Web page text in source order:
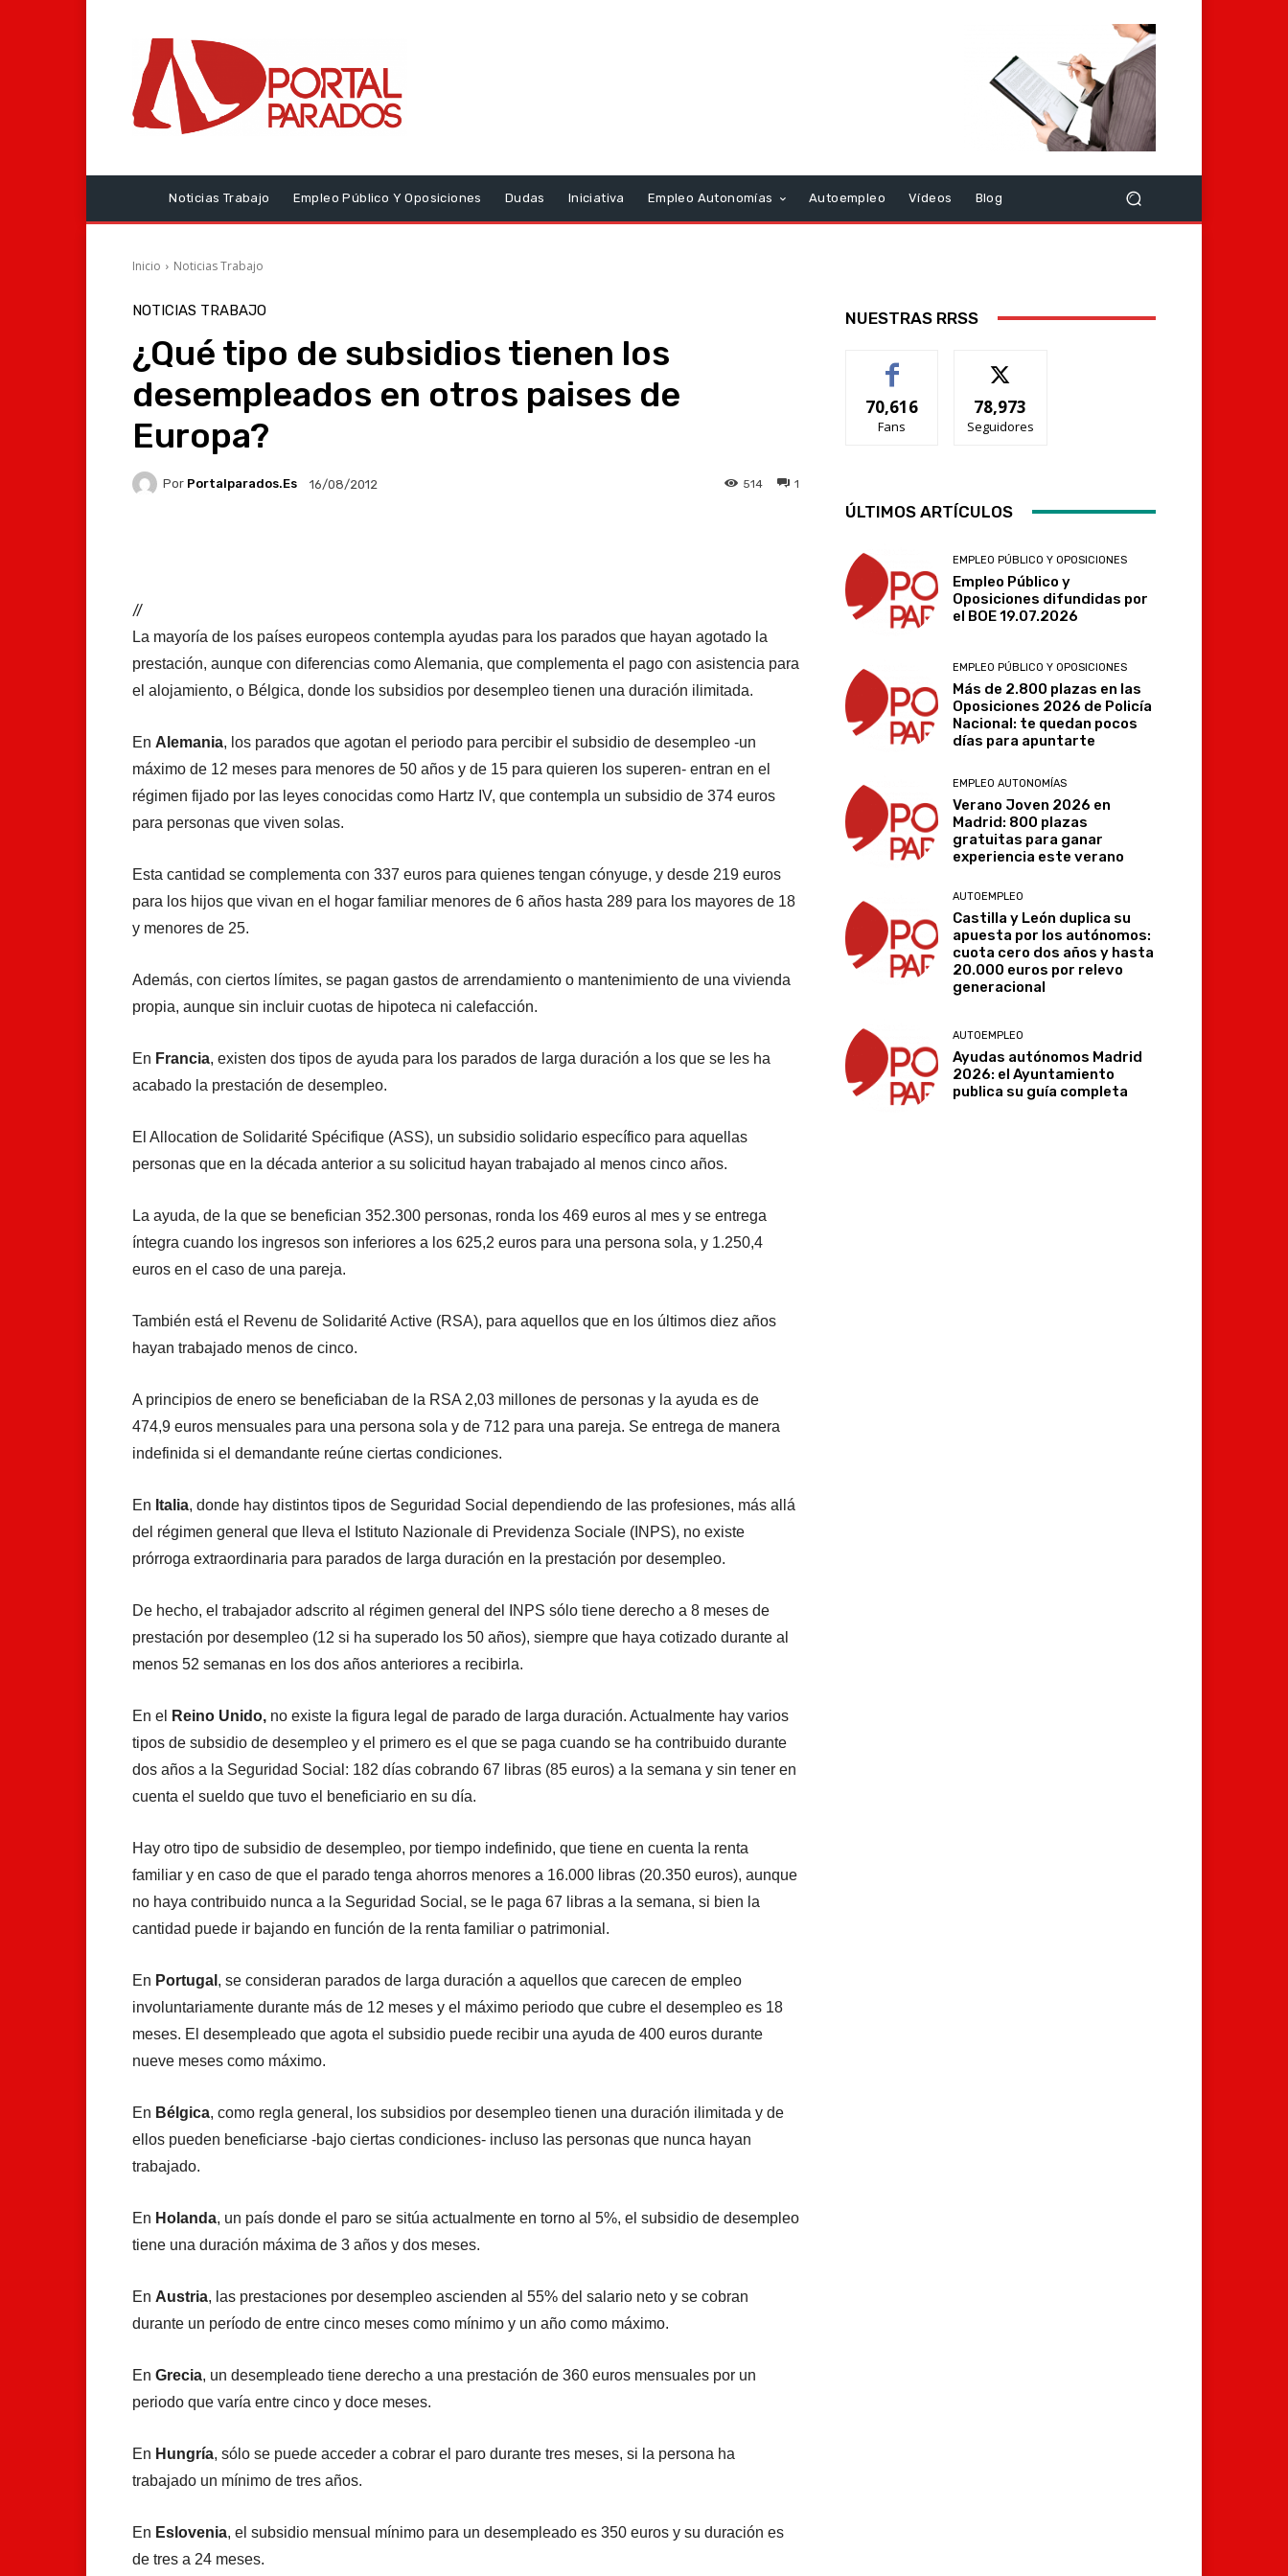
Noticias Trabajo Empleo Público Y Oposiciones Dudas Iniciativa Empleo Autonomías Autoempleo Vídeos Blog
Inicio Noticias Trabajo
NOTICIAS TRABAJO
¿Qué tipo de subsidios tienen los
desempleados en otros paises de
Europa?
Por Portalparados.es 16/08/2012 1
514
//
La mayoría de los países europeos contempla ayudas para los parados que hayan agotado la
prestación, aunque con diferencias como Alemania, que complementa el pago con asistencia para
el alojamiento, o Bélgica, donde los subsidios por desempleo tienen una duración ilimitada.
En Alemania, los parados que agotan el periodo para percibir el subsidio de desempleo -un
máximo de 12 meses para menores de 50 años y de 15 para quieren los superen- entran en el
régimen fijado por las leyes conocidas como Hartz IV, que contempla un subsidio de 374 euros
para personas que viven solas.
Esta cantidad se complementa con 337 euros para quienes tengan cónyuge, y desde 219 euros
para los hijos que vivan en el hogar familiar menores de 6 años hasta 289 para los mayores de 18
y menores de 25.
Además, con ciertos límites, se pagan gastos de arrendamiento o mantenimiento de una vivienda
propia, aunque sin incluir cuotas de hipoteca ni calefacción.
En Francia, existen dos tipos de ayuda para los parados de larga duración a los que se les ha
acabado la prestación de desempleo.
El Allocation de Solidarité Spécifique (ASS), un subsidio solidario específico para aquellas
personas que en la década anterior a su solicitud hayan trabajado al menos cinco años.
La ayuda, de la que se benefician 352.300 personas, ronda los 469 euros al mes y se entrega
íntegra cuando los ingresos son inferiores a los 625,2 euros para una persona sola, y 1.250,4
euros en el caso de una pareja.
También está el Revenu de Solidarité Active (RSA), para aquellos que en los últimos diez años
hayan trabajado menos de cinco.
A principios de enero se beneficiaban de la RSA 2,03 millones de personas y la ayuda es de
474,9 euros mensuales para una persona sola y de 712 para una pareja. Se entrega de manera
indefinida si el demandante reúne ciertas condiciones.
En Italia, donde hay distintos tipos de Seguridad Social dependiendo de las profesiones, más allá
del régimen general que lleva el Istituto Nazionale di Previdenza Sociale (INPS), no existe
prórroga extraordinaria para parados de larga duración en la prestación por desempleo.
De hecho, el trabajador adscrito al régimen general del INPS sólo tiene derecho a 8 meses de
prestación por desempleo (12 si ha superado los 50 años), siempre que haya cotizado durante al
menos 52 semanas en los dos años anteriores a recibirla.
En el Reino Unido, no existe la figura legal de parado de larga duración. Actualmente hay varios
tipos de subsidio de desempleo y el primero es el que se paga cuando se ha contribuido durante
dos años a la Seguridad Social: 182 días cobrando 67 libras (85 euros) a la semana y sin tener en
cuenta el sueldo que tuvo el beneficiario en su día.
Hay otro tipo de subsidio de desempleo, por tiempo indefinido, que tiene en cuenta la renta
familiar y en caso de que el parado tenga ahorros menores a 16.000 libras (20.350 euros), aunque
no haya contribuido nunca a la Seguridad Social, se le paga 67 libras a la semana, si bien la
cantidad puede ir bajando en función de la renta familiar o patrimonial.
En Portugal , se consideran parados de larga duración a aquellos que carecen de empleo
involuntariamente durante más de 12 meses y el máximo periodo que cubre el desempleo es 18
meses. El desempleado que agota el subsidio puede recibir una ayuda de 400 euros durante
nueve meses como máximo.
En Bélgica, como regla general, los subsidios por desempleo tienen una duración ilimitada y de
ellos pueden beneficiarse -bajo ciertas condiciones- incluso las personas que nunca hayan
trabajado.
En Holanda, un país donde el paro se sitúa actualmente en torno al 5%, el subsidio de desempleo
tiene una duración máxima de 3 años y dos meses.
En Austria, las prestaciones por desempleo ascienden al 55% del salario neto y se cobran
durante un período de entre cinco meses como mínimo y un año como máximo.
En Grecia, un desempleado tiene derecho a una prestación de 360 euros mensuales por un
periodo que varía entre cinco y doce meses.
En Hungría, sólo se puede acceder a cobrar el paro durante tres meses, si la persona ha
trabajado un mínimo de tres años.
En Eslovenia, el subsidio mensual mínimo para un desempleado es 350 euros y su duración es
de tres a 24 meses.
NUESTRAS RRSS
70,616
Fans
78,973
Seguidores
ÚLTIMOS ARTÍCULOS
EMPLEO PÚBLICO Y OPOSICIONES
Empleo Público y
Oposiciones difundidas por
el BOE 19.07.2026
EMPLEO PÚBLICO Y OPOSICIONES
Más de 2.800 plazas en las
Oposiciones 2026 de Policía
Nacional: te quedan pocos
días para apuntarte
EMPLEO AUTONOMÍAS
Verano Joven 2026 en
Madrid: 800 plazas
gratuitas para ganar
experiencia este verano
AUTOEMPLEO
Castilla y León duplica su
apuesta por los autónomos:
cuota cero dos años y hasta
20.000 euros por relevo
generacional
AUTOEMPLEO
Ayudas autónomos Madrid
2026: el Ayuntamiento
publica su guía completa